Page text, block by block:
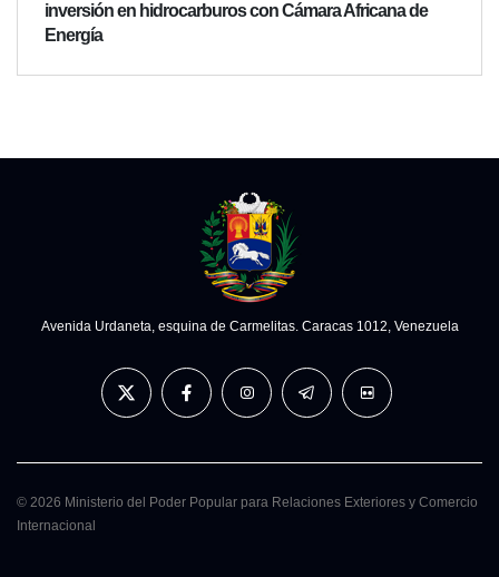
inversión en hidrocarburos con Cámara Africana de
Energía
Avenida Urdaneta, esquina de Carmelitas. Caracas 1012, Venezuela
© 2026 Ministerio del Poder Popular para Relaciones Exteriores y Comercio
Internacional